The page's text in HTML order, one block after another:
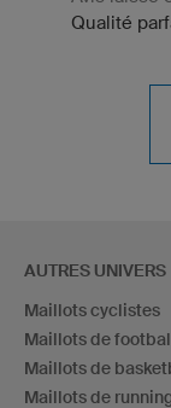
Qualité
AUTRES UNIVERS
Maillots cyclistes
Maillots de
Maillots de
Maillots de